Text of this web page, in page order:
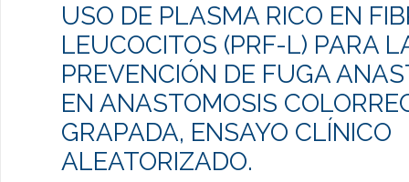
USO DE PLASMA RICO EN
LEUCOCITOS (PRF-L) PARA
PREVENCIÓN DE FUGA
EN ANASTOMOSIS
GRAPADA, ENSAYO CLÍNICO
ALEATORIZADO.